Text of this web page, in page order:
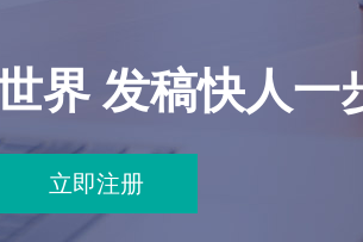
界 发稿快人一
立即注册